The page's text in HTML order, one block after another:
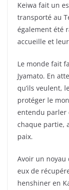
Keiwa fait un
transporté au
également été
accueille et
Le monde fait
Jyamato. En
qu’ils veulent,
protéger le
entendu parler
chaque partie,
paix.
Avoir un noyau
eux de
henshiner en